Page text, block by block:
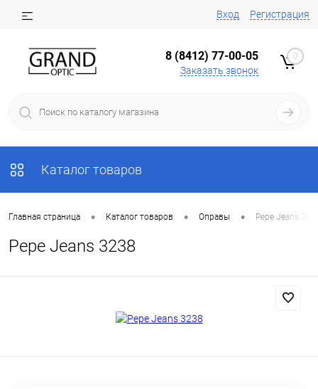
Вход Регистрация
8 (8412) 77-00-05
Заказать звонок
0
Каталог товаров
Главная страница • Каталог товаров • Оправы • Pepe Jeans
Pepe Jeans 3238